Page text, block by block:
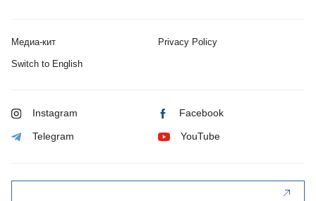
Медиа-кит Privacy Policy
Switch to English
Instagram Facebook
Telegram YouTube